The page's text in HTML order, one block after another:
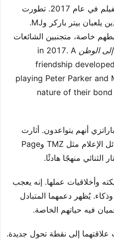
التقيا لأول مرة على مجموعة الفيلم في عام 2017. تطورت
صداقة بين الممثلين الشابين اللذين يلعبان بيتر باركر وMJ.
خاصة، متجنبين الشائعات
إلى الوطن in 2017. A
friendship
playing Peter Parker and
nature of their
الباباراتزي أنهم يتواعدون. أثارت
الصور ضجة إعلامية تغطيها وسائل الإعلام مثل TMZ وPage
وأخلاقيات عملها. إنه يعجب
وذكاء. يُظهر دعمهما المتبادل
فيه حياتهم الخاصة.
2024، وصلت علاقتهما إلى نقطة تحول جديدة.